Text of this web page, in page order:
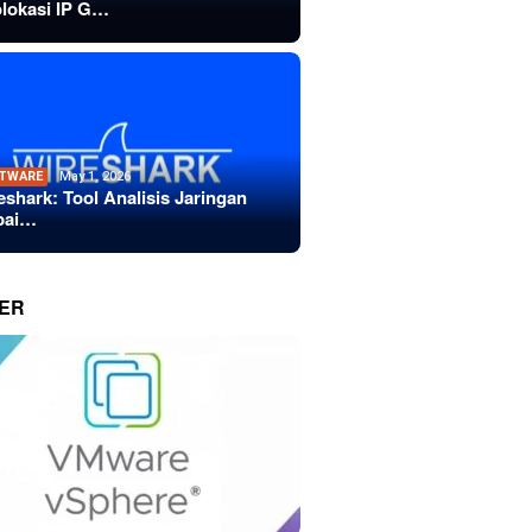
IP G…
May 1, 2026
Tool Analisis Jaringan